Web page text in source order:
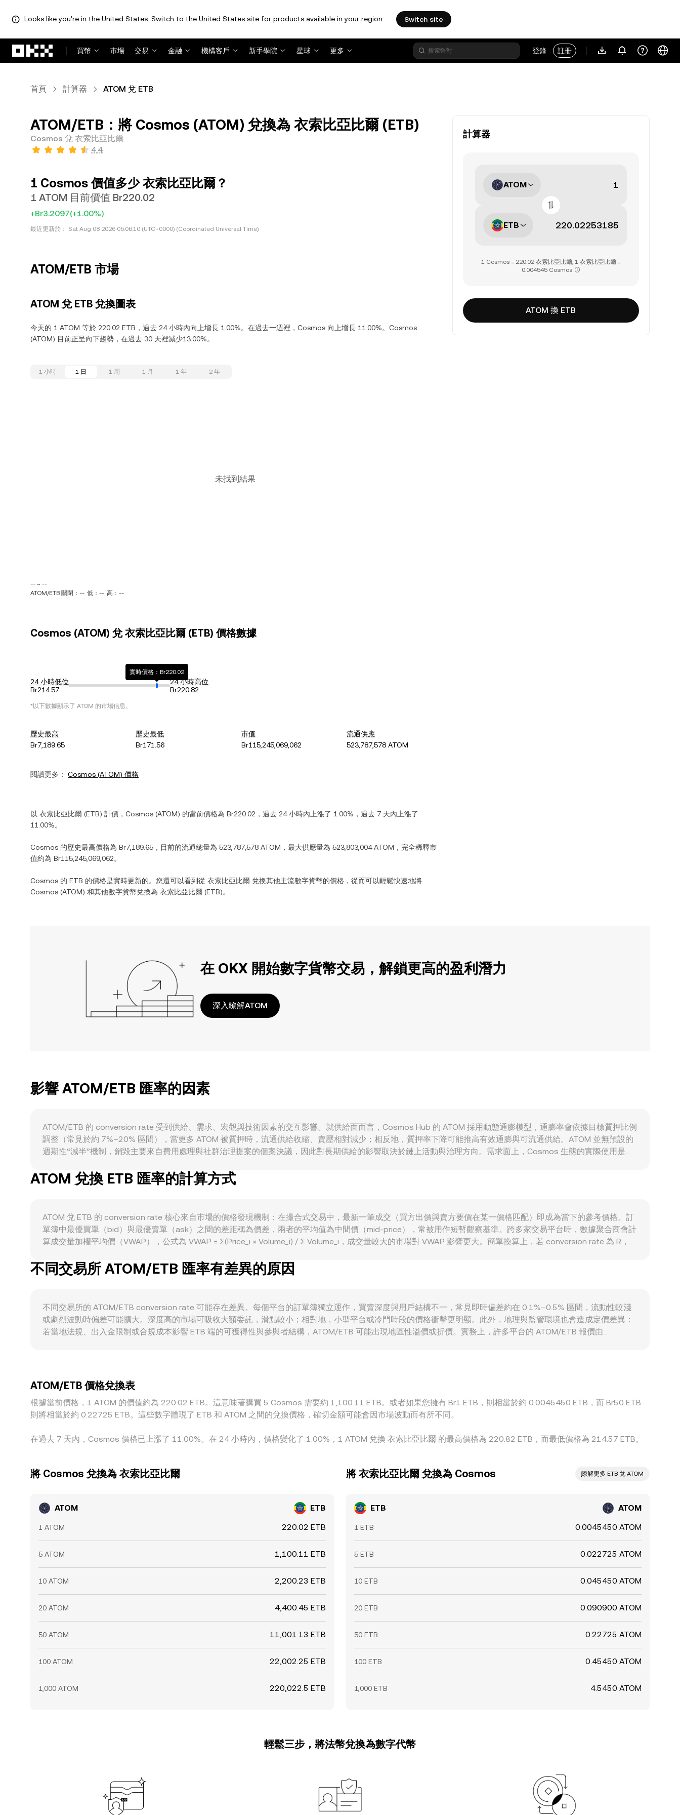
Looks like you're in the United States. Switch to the United States site for products available in your region. Switch site
買幣
市場 交易 金融 機構客戶 新手學院 星球 更多 登錄 註冊
首頁 計算器 ATOM 兌 ETB
ATOM/ETB：將 Cosmos (ATOM) 兌換為 衣索比亞比爾 (ETB)
Cosmos 兌 衣索比亞比爾
4.4
1 Cosmos 價值多少 衣索比亞比爾？
1 ATOM 目前價值 Br220.02
+Br3.2097(+1.00%)
最近更新於： Sat Aug 08 2026 05:06:10 (UTC+0000) (Coordinated Universal Time)
ATOM/ETB 市場
ATOM 兌 ETB 兌換圖表
今天的 1 ATOM 等於 220.02 ETB，過去 24 小時內向上增長 1.00%。在過去一週裡，Cosmos 向上增長 11.00%。Cosmos
(ATOM) 目前正呈向下趨勢，在過去 30 天裡減少13.00%。
1 小時 1 日 1 周 1 月 1 年 2 年
未找到結果
-- ~ --
ATOM/ETB 關閉：-- 低：-- 高：--
Cosmos (ATOM) 兌 衣索比亞比爾 (ETB) 價格數據
24 小時低位
Br214.57
實時價格：Br220.02
24 小時高位
Br220.82
*以下數據顯示了 ATOM 的市場信息。
歷史最高
Br7,189.65
歷史最低
Br171.56
市值
Br115,245,069,062
流通供應
523,787,578 ATOM
閱讀更多： Cosmos (ATOM) 價格
以 衣索比亞比爾 (ETB) 計價， Cosmos (ATOM) 的當前價格為 Br220.02 ，過去 24 小時內 上漲了 1.00% ，過去 7 天內 上漲了
11.00%。
Cosmos 的歷史最高價格為 Br7,189.65 ，目前的流通總量為 523,787,578 ATOM ，最大供應量為 523,803,004 ATOM ，完全稀釋市
值約為 Br115,245,069,062。
Cosmos 的 ETB 的價格是實時更新的。您還可以看到從 衣索比亞比爾 兌換其他主流數字貨幣的價格，從而可以輕鬆快速地將
Cosmos (ATOM) 和其他數字貨幣兌換為 衣索比亞比爾 (ETB)。
計算器
ATOM
ETB
1 Cosmos = 220.02 衣索比亞比爾, 1 衣索比亞比爾 =
0.004545 Cosmos
ATOM 換 ETB
在 OKX 開始數字貨幣交易，解鎖更高的盈利潛力
深入瞭解ATOM
影響 ATOM/ETB 匯率的因素
ATOM/ETB 的 conversion rate 受到供給、需求、宏觀與技術因素的交互影響。就供給面而言，Cosmos Hub 的 ATOM 採用動態通膨模型，通膨率會依據目標質押比例
調整（常見於約 7%–20% 區間），當更多 ATOM 被質押時，流通供給收縮、賣壓相對減少；相反地，質押率下降可能推高有效通膨與可流通供給。ATOM 並無預設的
週期性“減半”機制，銷毀主要來自費用處理與社群治理提案的個案決議，因此對長期供給的影響取決於鏈上活動與治理方向。需求面上，Cosmos 生態的實際使用是關
都會改變現貨買盤動能。宏觀方面，ATOM 與比特幣的走勢相關性在風險事件時期常上升；同時，ETB 的強弱、當地流動性與風險偏好也會透過法幣購買力變化反映在
ATOM/ETB 的 conversion rate 上。監管與政策事件亦能引發短期波動，例如美歐對質押服務、交易平台上架規則或代幣定性（證券與否）的新指引，以及 Cosmos
值至交易所或從交易所提幣的流向，皆可能在短期內擴大波動並影響 ATOM/ETB 的 conversion rate。
ATOM 兌換 ETB 匯率的計算方式
ATOM 兌 ETB 的 conversion rate 核心來自市場的價格發現機制：在撮合式交易中，最新一筆成交（買方出價與賣方要價在某一價格匹配）即成為當下的參考價格。訂
單簿中最優買單（bid）與最優賣單（ask）之間的差距稱為價差，兩者的平均值為中間價（mid-price），常被用作短暫觀察基準。跨多家交易平台時，數據聚合商會計
算成交量加權平均價（VWAP），公式為 VWAP = Σ(Price_i × Volume_i) / Σ Volume_i，成交量較大的市場對 VWAP 影響更大。簡單換算上，若 conversion rate 為 R，則
性，這些自動做市商（AMM）常以恆定乘積模型運作，x × y = k，其中 x、y 為流動池中兩種資產的儲備量，瞬時價格近似為 y/x；當有人用 ATOM 兌出另一資產時，池
中比例變化會即時推動價格，該鏈上價格再透過做市與套利回傳到中心化平台，間接影響 ATOM/ETB 的 conversion rate。
不同交易所 ATOM/ETB 匯率有差異的原因
不同交易所的 ATOM/ETB conversion rate 可能存在差異。每個平台的訂單簿獨立運作，買賣深度與用戶結構不一，常見即時偏差約在 0.1%–0.5% 區間，流動性較淺
或劇烈波動時偏差可能擴大。深度高的市場可吸收大額委託，滑點較小；相對地，小型平台或冷門時段的價格衝擊更明顯。此外，地理與監管環境也會造成定價差異：
若當地法規、出入金限制或合規成本影響 ETB 端的可獲得性與參與者結構，ATOM/ETB 可能出現地區性溢價或折價。實務上，許多平台的 ATOM/ETB 報價由
ATOM/ETB 價格兌換表
根據當前價格，1 ATOM 的價值約為 220.02 ETB。這意味著購買 5 Cosmos 需要約 1,100.11 ETB。或者如果您擁有 Br1 ETB，則相當於約 0.0045450 ETB，而 Br50 ETB
則將相當於約 0.22725 ETB。這些數字體現了 ETB 和 ATOM 之間的兌換價格，確切金額可能會因市場波動而有所不同。
在過去 7 天內，Cosmos 價格已上漲了 11.00%。在 24 小時內，價格變化了 1.00%，1 ATOM 兌換 衣索比亞比爾 的最高價格為 220.82 ETB，而最低價格為 214.57 ETB。
將 Cosmos 兌換為 衣索比亞比爾
ATOM ETB
1 ATOM 220.02 ETB
5 ATOM 1,100.11 ETB
10 ATOM 2,200.23 ETB
20 ATOM 4,400.45 ETB
50 ATOM 11,001.13 ETB
100 ATOM 22,002.25 ETB
1,000 ATOM 220,022.5 ETB
將 衣索比亞比爾 兌換為 Cosmos ִִִִִִִִִִִִִִִִִִִִִִִִִִִִִִִִִִִִִִִִִִִִִִִ瞭解更多 ETB 兌 ATOM
ETB ATOM
1 ETB 0.0045450 ATOM
5 ETB 0.022725 ATOM
10 ETB 0.045450 ATOM
20 ETB 0.090900 ATOM
50 ETB 0.22725 ATOM
100 ETB 0.45450 ATOM
1,000 ETB 4.5450 ATOM
輕鬆三步，將法幣兌換為數字代幣